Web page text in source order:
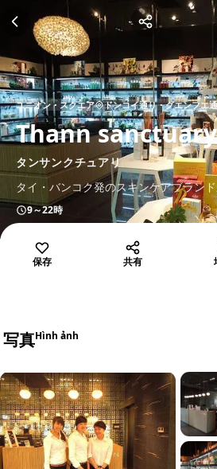
ユニオン・スクエア ドンコイ通り・グエンフエ
Thann sanctuary
タンサンクチュアリ
タイ・バンコク発のスキンケアブラン
9～22時
保存 共有
写真Hình ảnh